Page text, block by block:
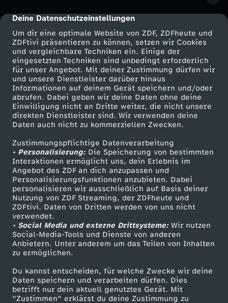
cmp-dialog-description
Deine Datenschutzeinstellungen
Um dir eine optimale Website von ZDF, ZDFheute und
ZDFtivi präsentieren zu können, setzen wir Cookies
und vergleichbare Techniken ein. Einige der
eingesetzten Techniken sind unbedingt erforderlich
für unser Angebot. Mit deiner Zustimmung dürfen wir
und unsere Dienstleister darüber hinaus
Informationen auf deinem Gerät speichern und/oder
abrufen. Dabei geben wir deine Daten ohne deine
Einwilligung nicht an Dritte weiter, die nicht unsere
direkten Dienstleister sind. Wir verwenden deine
Daten auch nicht zu kommerziellen Zwecken.
Zustimmungspflichtige Datenverarbeitung
• Personalisierung:Die Speicherung von bestimmten
Interaktionen ermöglicht uns, dein Erlebnis im
Angebot des ZDF an dich anzupassen und
Personalisierungsfunktionen anzubieten. Dabei
personalisieren wir ausschließlich auf Basis deiner
Nutzung von ZDF Streaming, der ZDFheute und
ZDFtivi. Daten von Dritten werden von uns nicht
verwendet.
• Social Media und externe Drittsysteme:Wir nutzen
Social-Media-Tools und Dienste von anderen
Anbietern. Unter anderem um das Teilen von Inhalten
zu ermöglichen.
Du kannst entscheiden, für welche Zwecke wir deine
Daten speichern und verarbeiten dürfen. Dies
betrifft nur dein aktuell genutztes Gerät. Mit
"Zustimmen" erklärst du deine Zustimmung zu
a
m
a
g
e
g
e
n
P
a
r
Mehr ZDF
ZDF-Apps
Smart TV
ZDFtext
Livestreams
Sendungen A-Z
TV-Programm
Service
ZDFmitreden
Kontakt zum ZDF
Tickets
Zuschauerservice
Hilfe
ZDF Unternehmen
Karriere
ZDF goes Schule
Werbefernsehen